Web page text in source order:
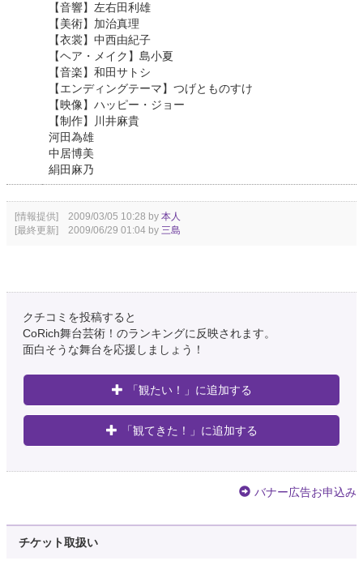
【音響】左右田利雄
【美術】加治真理
【衣裳】中西由紀子
【ヘア・メイク】島小夏
【音楽】和田サトシ
【エンディングテーマ】つげとものすけ
【映像】ハッピー・ジョー
【制作】川井麻貴
河田為雄
中居博美
絹田麻乃
[情報提供] 2009/03/05 10:28 by 本人
[最終更新] 2009/06/29 01:04 by 三島
クチコミを投稿すると
CoRich舞台芸術！のランキングに反映されます。
面白そうな舞台を応援しましょう！
「観たい！」に追加する
「観てきた！」に追加する
バナー広告お申込み
チケット取扱い